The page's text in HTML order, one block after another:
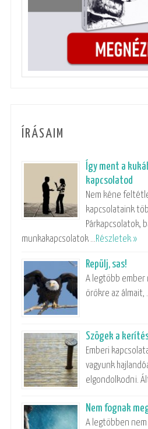
ÍRÁSAIM
Így ment a
kapcsolatod
Nem kéne
kapcsolataink
Párkapcsolatok,
munkakapcsolatok …Részletek »
Repülj, sas!
A legtöbb ember
örökre az álmait,
Szögek a
Emberi
vagyunk
elgondolkodni.
Nem fognak
A legtöbben nem